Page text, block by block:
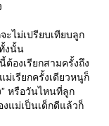
ะไม่เปรียบเทียบลูก
งนั้น
องเรียกสามครั้งถึง
เรียกครั้งเดียวหนูก็
หรือวันไหนที่ลูก
แม่เป็นเด็กดีแล้วก็